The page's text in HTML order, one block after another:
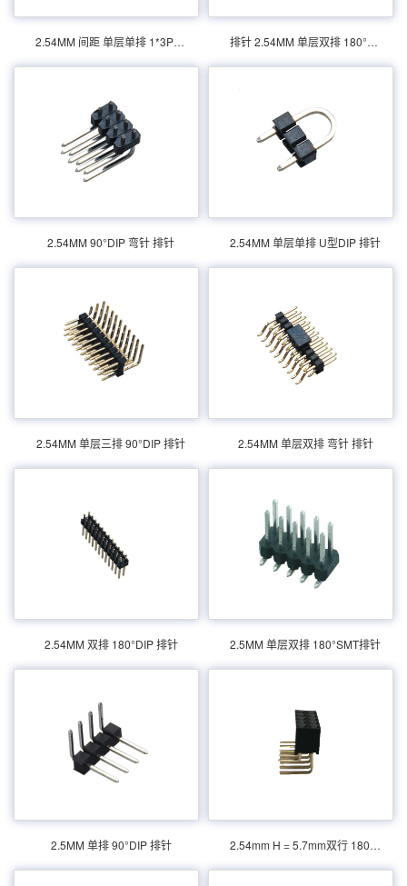
2.54MM 间距 单层单排 1*3P 90°DIP 排针 排针 2.54MM 单层双排 180°DIP
2.54MM 90°DIP 弯针 排针
产品分类：排针连接器 产品规格：2.54MM
度：40﹣℃+ 105℃接触材料：...
2.54MM 90°DIP 弯针 排针
2.54MM 单层单排 U型DIP 排针
产品分类：排针连接器 产品规格：2.54MM 单
温度：40﹣℃+ 105℃接触材...
2.54MM 单层单排 U型DIP 排针
2.54MM 单层三排 90°DIP 排针
产品分类：排针连接器 产品规格：2.54MM 单
温度：40﹣℃+ 105℃接...
2.54MM 单层三排 90°DIP 排针
2.54MM 单层双排 弯针 排针
产品分类：排针连接器 产品规格：2.54MM 单
温度：40﹣℃+ 105℃接...
2.54MM 单层双排 弯针 排针
2.54MM 双排 180°DIP 排针
产品分类：排针连接器 产品规格：联丰盈
度：40﹣℃+ 105℃接触材料：...
2.54MM 双排 180°DIP 排针
2.5MM 单层双排 180°SMT排针
产品分类：排针连接器 产品规格：2.5MM 单
温度：40﹣℃+ 105℃接触材料...
2.5MM 单层双排 180°SMT排针
2.5MM 单排 90°DIP 排针
产品分类：排针连接器 产品规格： 2.5MM 单
105℃接触材料：黄铜触点...
2.5MM 单排 90°DIP 排针
2.54mm H = 5.7mm双行 180°母头
产品分类：排母连接器 产品规格：2.54mm H
AC /分钟：分钟操作温度：﹣40℃...
2.54mm H = 5.7mm双行 180°母头
2.54MM 单排 180° SMT 排针
产品分类：排针连接器 产品规格： 联丰盈
2.54MM 双排 90°DIP 排针
产品分类： 排针连接器 产品规格：2.54MM